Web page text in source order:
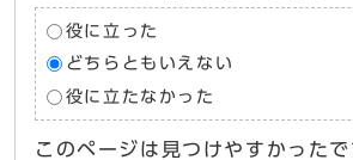
役に立った
どちらともいえない
役に立たなかった
このページは見つけやすかったで